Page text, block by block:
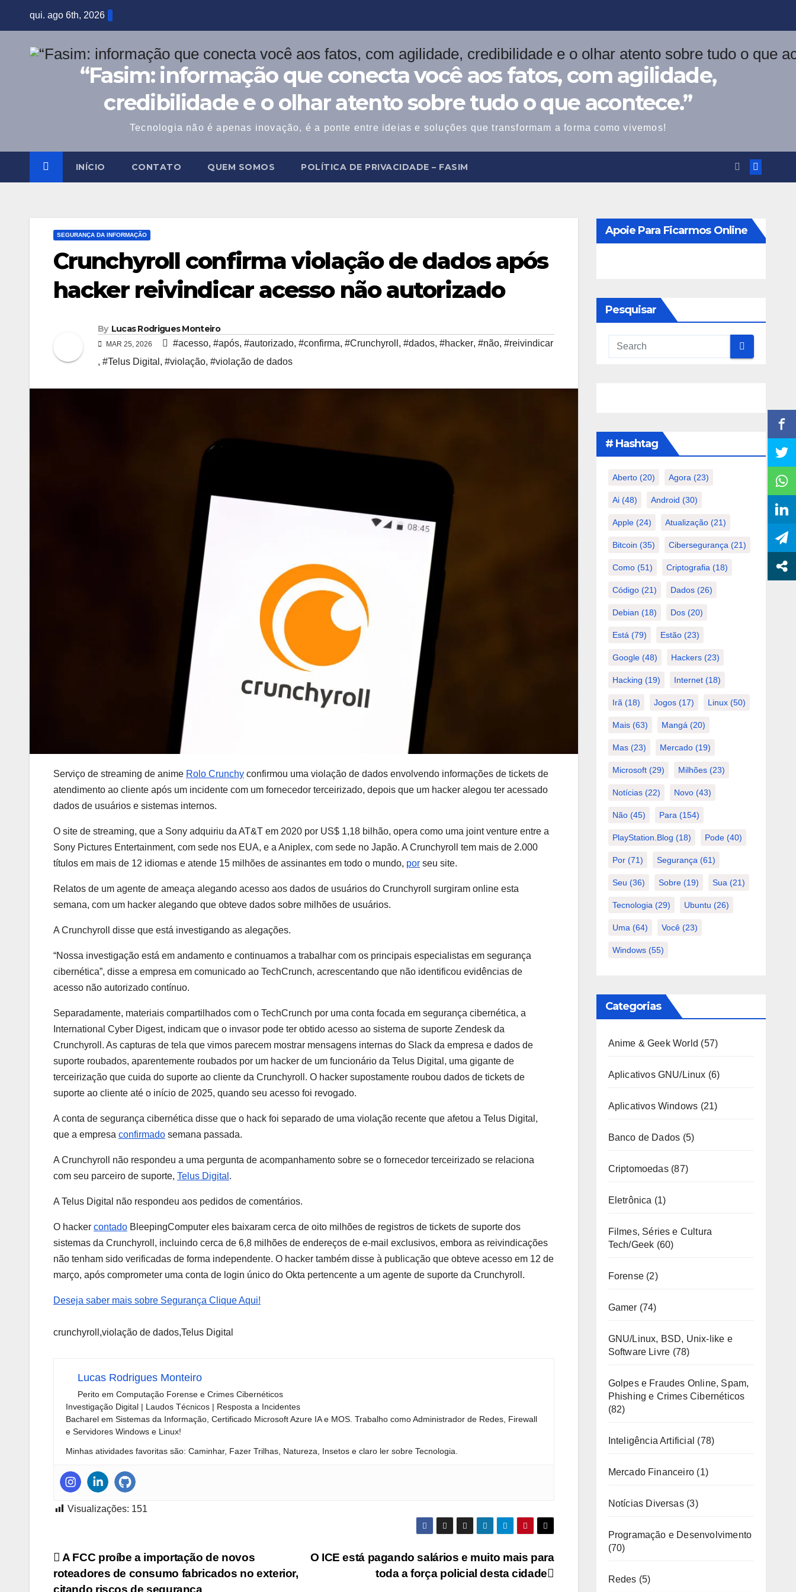
qui. ago 6th, 2026
“Fasim: informação que conecta você aos fatos, com agilidade,
credibilidade e o olhar atento sobre tudo o que acontece.”
Tecnologia não é apenas inovação, é a ponte entre ideias e soluções que transformam a forma como vivemos!
INÍCIO CONTATO QUEM SOMOS POLÍTICA DE PRIVACIDADE – FASIM
SEGURANÇA DA INFORMAÇÃO
Crunchyroll confirma violação de dados após
hacker reivindicar acesso não autorizado
By Lucas Rodrigues Monteiro
MAR 25, 2026 #acesso, #após, #autorizado, #confirma, #Crunchyroll , #dados, #hacker, #não, #reivindicar
, #Telus Digital , #violação, #violação de dados
Serviço de streaming de anime Rolo Crunchy confirmou uma violação de dados envolvendo informações de tickets de
atendimento ao cliente após um incidente com um fornecedor terceirizado, depois que um hacker alegou ter acessado
dados de usuários e sistemas internos.
O site de streaming, que a Sony adquiriu da AT&T em 2020 por US$ 1,18 bilhão, opera como uma joint venture entre a
Sony Pictures Entertainment, com sede nos EUA, e a Aniplex, com sede no Japão. A Crunchyroll tem mais de 2.000
títulos em mais de 12 idiomas e atende 15 milhões de assinantes em todo o mundo, por seu site.
Relatos de um agente de ameaça alegando acesso aos dados de usuários do Crunchyroll surgiram online esta
semana, com um hacker alegando que obteve dados sobre milhões de usuários.
A Crunchyroll disse que está investigando as alegações.
“Nossa investigação está em andamento e continuamos a trabalhar com os principais especialistas em segurança
cibernética”, disse a empresa em comunicado ao TechCrunch, acrescentando que não identificou evidências de
acesso não autorizado contínuo.
Separadamente, materiais compartilhados com o TechCrunch por uma conta focada em segurança cibernética, a
International Cyber ​​Digest, indicam que o invasor pode ter obtido acesso ao sistema de suporte Zendesk da
Crunchyroll. As capturas de tela que vimos parecem mostrar mensagens internas do Slack da empresa e dados de
suporte roubados, aparentemente roubados por um hacker de um funcionário da Telus Digital, uma gigante de
terceirização que cuida do suporte ao cliente da Crunchyroll. O hacker supostamente roubou dados de tickets de
suporte ao cliente até o início de 2025, quando seu acesso foi revogado.
A conta de segurança cibernética disse que o hack foi separado de uma violação recente que afetou a Telus Digital,
que a empresa confirmado semana passada.
A Crunchyroll não respondeu a uma pergunta de acompanhamento sobre se o fornecedor terceirizado se relaciona
com seu parceiro de suporte, Telus Digital .
A Telus Digital não respondeu aos pedidos de comentários.
O hacker contado BleepingComputer eles baixaram cerca de oito milhões de registros de tickets de suporte dos
sistemas da Crunchyroll, incluindo cerca de 6,8 milhões de endereços de e-mail exclusivos, embora as reivindicações
não tenham sido verificadas de forma independente. O hacker também disse à publicação que obteve acesso em 12 de
março, após comprometer uma conta de login único do Okta pertencente a um agente de suporte da Crunchyroll.
Deseja saber mais sobre Segurança Clique Aqui!
crunchyroll,violação de dados,Telus Digital
Lucas Rodrigues Monteiro
Perito em Computação Forense e Crimes Cibernéticos
Investigação Digital | Laudos Técnicos | Resposta a Incidentes
Bacharel em Sistemas da Informação, Certificado Microsoft Azure IA e MOS. Trabalho como Administrador de Redes, Firewall
e Servidores Windows e Linux!
Minhas atividades favoritas são: Caminhar, Fazer Trilhas, Natureza, Insetos e claro ler sobre Tecnologia.
Visualizações: 151
Navegação
de
O ICE está pagando salários e muito mais para
toda a força policial desta cidade
A FCC proíbe a importação de novos
roteadores de consumo fabricados no exterior,
Apoie Para Ficarmos Online
Pesquisar
# Hashtag
Aberto(20) Agora (23)
Ai(48) Android (30)
Apple(24) Atualização(21)
Bitcoin (35) Cibersegurança (21)
Como(51) Criptografia (18)
Código(21) Dados(26)
Debian (18) Dos(20)
Está (79) Estão(23)
Google(48) Hackers(23)
Hacking (19) Internet(18)
Irã (18) Jogos(17) Linux(50)
Mais(63) Mangá (20)
Mas(23) Mercado(19)
Microsoft(29) Milhões(23)
Notícias(22) Novo(43)
Não(45) Para (154)
PlayStation.Blog (18) Pode(40)
Por(71) Segurança (61)
Seu (36) Sobre(19) Sua (21)
Tecnologia (29) Ubuntu (26)
Uma (64) Você(23)
Windows(55)
Categorias
Anime & Geek World (57)
Aplicativos GNU/Linux (6)
Aplicativos Windows (21)
Banco de Dados (5)
Criptomoedas(87)
Eletrônica (1)
Filmes, Séries e Cultura
Tech/Geek (60)
Forense(2)
Gamer (74)
GNU/Linux, BSD, Unix-like e
Software Livre (78)
Golpes e Fraudes Online, Spam,
Phishing e Crimes Cibernéticos
(82)
Inteligência Artificial (78)
Mercado Financeiro (1)
Notícias Diversas(3)
Programação e Desenvolvimento
(70)
Redes (5)